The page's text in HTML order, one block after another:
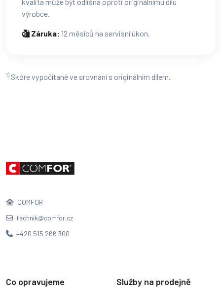
výrobce.
Záruka: 12 měsíců na servisní úkon.
1) Skóre vypočítané ve srovnání s originálním dílem.
COMFOR
technik@comfor.cz
+420 515 266 300
Co opravujeme Služby na prodejně